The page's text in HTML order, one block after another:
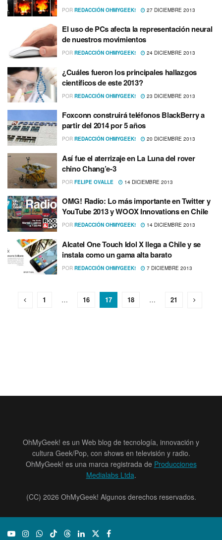
POR REDACCIÓN OHMYGEEK! 27 DICIEMBRE 2013
El uso de PCs afecta la representación neural
de nuestros movimientos
POR REDACCIÓN OHMYGEEK! 24 DICIEMBRE 2013
¿Cuáles fueron los principales hallazgos
cientí­ficos de este 2013?
POR REDACCIÓN OHMYGEEK! 23 DICIEMBRE 2013
Foxconn construirá teléfonos BlackBerry a
partir del 2014 por 5 años
POR REDACCIÓN OHMYGEEK! 20 DICIEMBRE 2013
Así­ fue el aterrizaje en La Luna del rover
chino Chang’e-3
POR FELIPE OVALLE 14 DICIEMBRE 2013
OMG! Radio: Lo más importante en Twitter y
YouTube 2013 y WOOX Innovations en Chile
POR REDACCIÓN OHMYGEEK! 14 DICIEMBRE 2013
Alcatel One Touch Idol X llega a Chile y se
instala como un gama alta barato
POR REDACCIÓN OHMYGEEK! 7 DICIEMBRE 2013
1 … 16 17 18 … 21
OhMyGeek! es un Web blog de tecnología, innovación y
cultura Geek/Pop, con shows en televisión y radio.
OhMyGeek! es una marca registrada de Producciones
Medialabs Ltda.
(CC) 2026 OhMyGeek! Algunos derechos reservados.